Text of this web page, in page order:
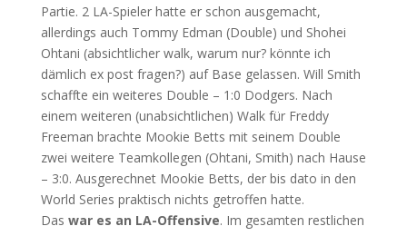
Partie. 2 LA-Spieler hatte er schon ausgemacht,
allerdings auch Tommy Edman (Double) und Shohei
Ohtani (absichtlicher walk, warum nur? könnte ich
dämlich ex post fragen?) auf Base gelassen. Will Smith
schaffte ein weiteres Double – 1:0 Dodgers. Nach
einem weiteren (unabsichtlichen) Walk für Freddy
Freeman brachte Mookie Betts mit seinem Double
zwei weitere Teamkollegen (Ohtani, Smith) nach Hause
– 3:0. Ausgerechnet Mookie Betts, der bis dato in den
World Series praktisch nichts getroffen hatte.
Das war es an LA-Offensive. Im gesamten restlichen